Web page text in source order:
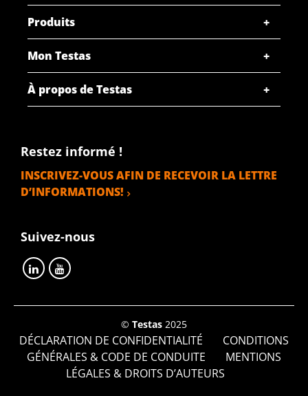
Produits
Mon Testas
À propos de Testas
Restez informé !
INSCRIVEZ-VOUS AFIN DE RECEVOIR LA LETTRE
D’INFORMATIONS!
Suivez-nous
© Testas 2025
DÉCLARATION DE CONFIDENTIALITÉ
CONDITIONS
GÉNÉRALES & CODE DE CONDUITE
MENTIONS
LÉGALES & DROITS D’AUTEURS